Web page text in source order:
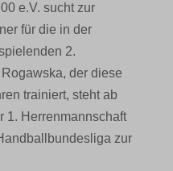
e.V. sucht zur
für die in der
2.
der diese
trainiert, steht ab
1. Herrenmannschaft
zur